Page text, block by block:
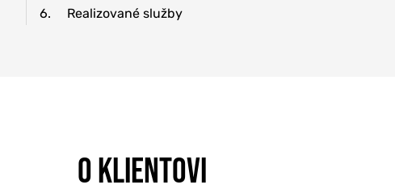
6.
Realizované služby
O KLIENTOVI